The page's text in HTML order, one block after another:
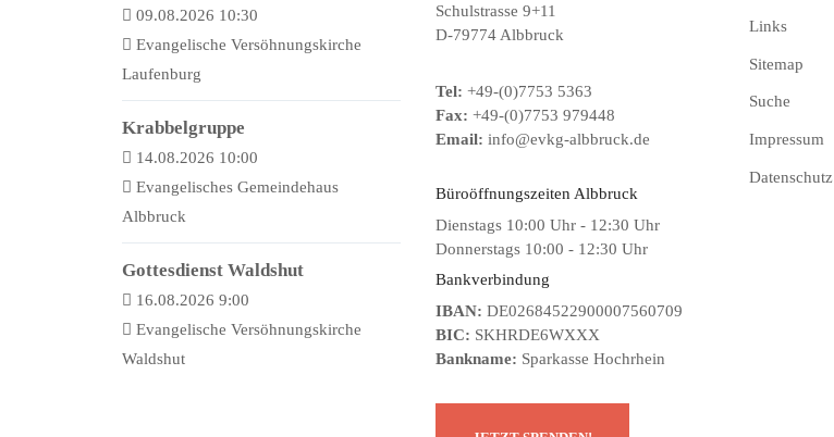
09.08.2026 10:30
Evangelische Versöhnungskirche
Laufenburg
Krabbelgruppe
14.08.2026 10:00
Evangelisches Gemeindehaus
Albbruck
Gottesdienst Waldshut
16.08.2026 9:00
Evangelische Versöhnungskirche
Waldshut
Schulstrasse 9+11
D-79774 Albbruck
Tel: +49-(0)7753 5363
Fax: +49-(0)7753 979448
Email: info@evkg-albbruck.de
Büroöffnungszeiten Albbruck
Dienstags 10:00 Uhr - 12:30 Uhr
Donnerstags 10:00 - 12:30 Uhr
Bankverbindung
IBAN: DE02684522900007560709
BIC: SKHRDE6WXXX
Bankname: Sparkasse Hochrhein
Links
Sitemap
Suche
Impressum
Datenschutz